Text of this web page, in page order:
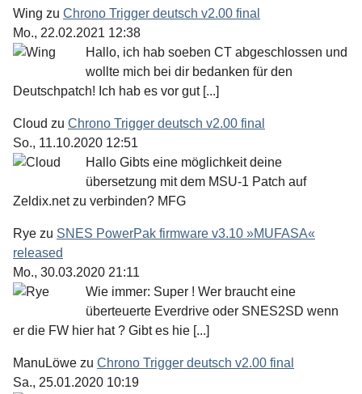
Wing zu Chrono Trigger deutsch v2.00 final
Mo., 22.02.2021 12:38
Hallo, ich hab soeben CT abgeschlossen und
wollte mich bei dir bedanken für den
Deutschpatch! Ich hab es vor gut [...]
Cloud zu Chrono Trigger deutsch v2.00 final
So., 11.10.2020 12:51
Hallo Gibts eine möglichkeit deine
übersetzung mit dem MSU-1 Patch auf
Zeldix.net zu verbinden? MFG
Rye zu SNES PowerPak firmware v3.10 »MUFASA«
released
Mo., 30.03.2020 21:11
Wie immer: Super ! Wer braucht eine
überteuerte Everdrive oder SNES2SD wenn
er die FW hier hat ? Gibt es hie [...]
ManuLöwe zu Chrono Trigger deutsch v2.00 final
Sa., 25.01.2020 10:19